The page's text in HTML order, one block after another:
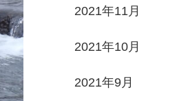
2021年11月
2021年10月
2021年9月